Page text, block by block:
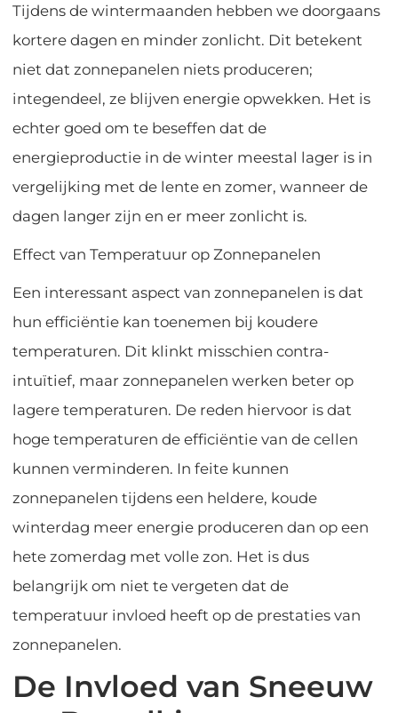
Tijdens de wintermaanden hebben we doorgaans
kortere dagen en minder zonlicht. Dit betekent
niet dat zonnepanelen niets produceren;
integendeel, ze blijven energie opwekken. Het is
echter goed om te beseffen dat de
energieproductie in de winter meestal lager is in
vergelijking met de lente en zomer, wanneer de
dagen langer zijn en er meer zonlicht is.
Effect van Temperatuur op Zonnepanelen
Een interessant aspect van zonnepanelen is dat
hun efficiëntie kan toenemen bij koudere
temperaturen. Dit klinkt misschien contra-
intuïtief, maar zonnepanelen werken beter op
lagere temperaturen. De reden hiervoor is dat
hoge temperaturen de efficiëntie van de cellen
kunnen verminderen. In feite kunnen
zonnepanelen tijdens een heldere, koude
winterdag meer energie produceren dan op een
hete zomerdag met volle zon. Het is dus
belangrijk om niet te vergeten dat de
temperatuur invloed heeft op de prestaties van
zonnepanelen.
De Invloed van Sneeuw